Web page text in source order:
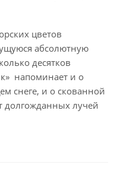
цветов
абсолютную
десятков
напоминает и о
снеге, и о скованной
долгожданных лучей